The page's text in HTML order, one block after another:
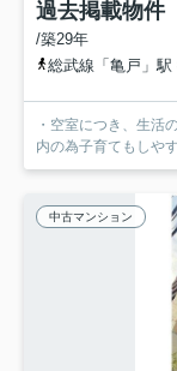
過去掲載物件
/築29年
総武線「亀戸」駅
・空室につき、生活
内の為子育てもしや
中古マンション